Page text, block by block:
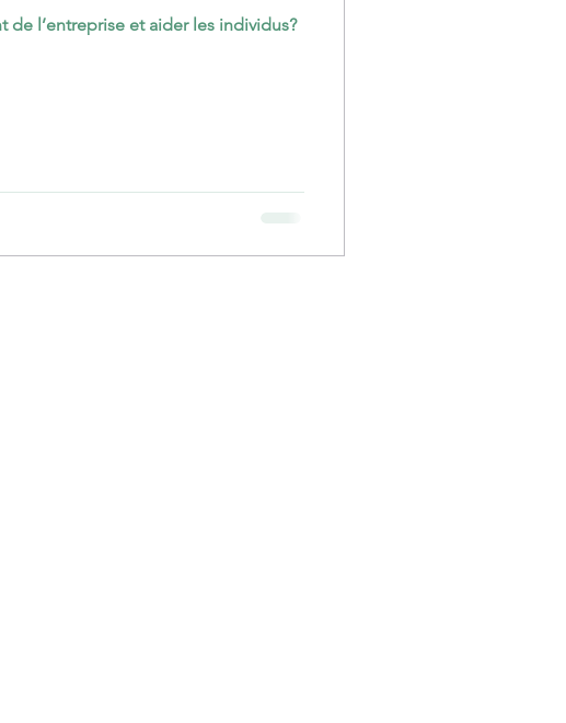
C’est quoi la Qualité de Vie au Travail ? Quoi faire pour améliorer le fonctionnement de l’entreprise et aider les individus?